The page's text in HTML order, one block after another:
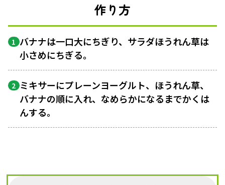
作り方
1 バナナは一口大にちぎり、サラダほうれん草は
小さめにちぎる。
2 ミキサーにプレーンヨーグルト、ほうれん草、
バナナの順に入れ、なめらかになるまでかくは
んする。